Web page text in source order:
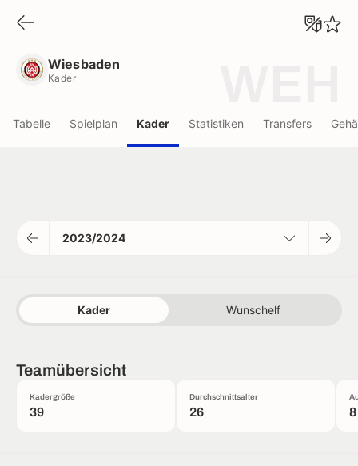
Wiesbaden
Kader
Tabelle Spielplan Kader Statistiken Transfers
2023/2024
Kader Wunschelf
Teamübersicht
Kadergröße
39
Durchschnittsalter
26